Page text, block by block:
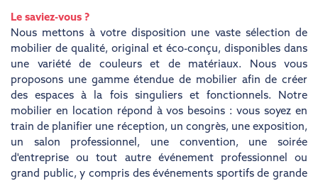
Le saviez-vous ?
Nous mettons à votre disposition une vaste sélection de
mobilier de qualité, original et éco-conçu, disponibles dans
une variété de couleurs et de matériaux. Nous vous
proposons une gamme étendue de mobilier afin de créer
des espaces à la fois singuliers et fonctionnels. Notre
mobilier en location répond à vos besoins : vous soyez en
train de planifier une réception, un congrès, une exposition,
un salon professionnel, une convention, une soirée
d'entreprise ou tout autre événement professionnel ou
grand public, y compris des événements sportifs de grande